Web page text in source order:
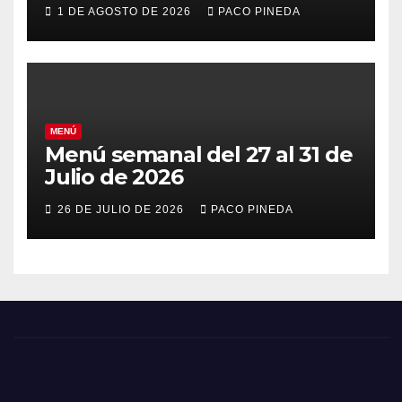
1 DE AGOSTO DE 2026 PACO PINEDA
MENÚ
Menú semanal del 27 al 31 de
Julio de 2026
26 DE JULIO DE 2026 PACO PINEDA